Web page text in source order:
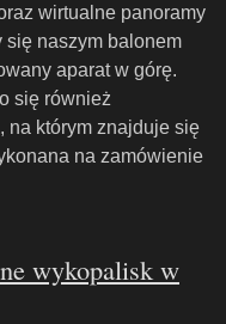
wirtualne panoramy
się naszym balonem
aparat w górę.
się również
na którym znajduje się
na zamówienie
wykopalisk w